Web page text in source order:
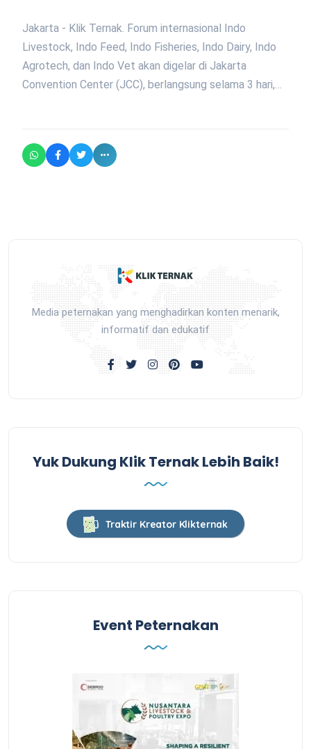
Jakarta - Klik Ternak. Forum internasional Indo
Livestock, Indo Feed, Indo Fisheries, Indo Dairy, Indo
Agrotech, dan Indo Vet akan digelar di Jakarta
Convention Center (JCC), berlangsung selama 3 hari,…
Media peternakan yang menghadirkan konten menarik,
informatif dan edukatif
Yuk Dukung Klik Ternak Lebih Baik!
Traktir Kreator Klikternak
Event Peternakan